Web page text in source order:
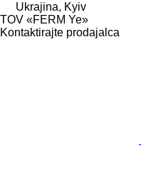
Ukrajina, Kyiv
TOV «FERM Ye»
Kontaktirajte prodajalca